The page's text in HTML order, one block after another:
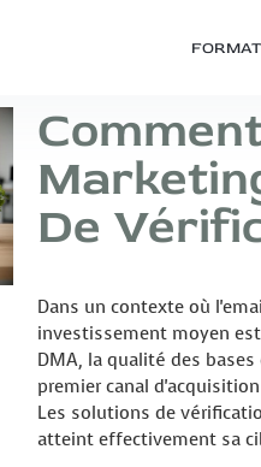
De
Dans un contexte où
investissement moyen
DMA, la qualité des
premier canal
Les solutions de
atteint effectivement sa